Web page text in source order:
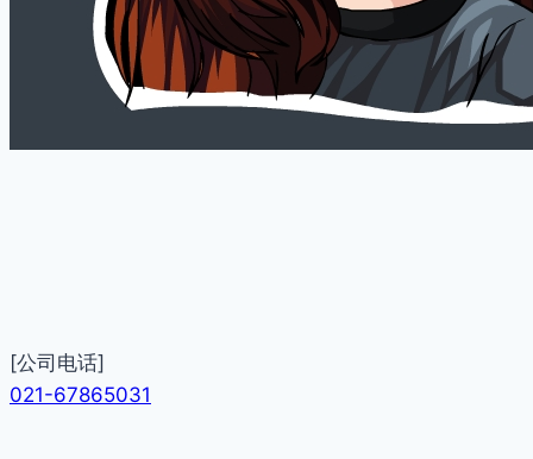
[公司电话]
021-67865031